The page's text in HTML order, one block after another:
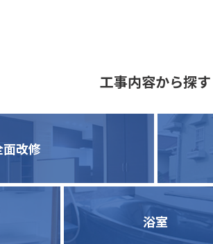
工事内容から探す
改修
浴室